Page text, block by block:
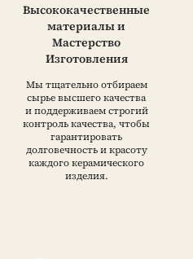
Высококачественные
материалы и
Мастерство
Изготовления
Мы тщательно отбираем
сырье высшего качества
и поддерживаем строгий
контроль качества, чтобы
гарантировать
долговечность и красоту
каждого керамического
изделия.